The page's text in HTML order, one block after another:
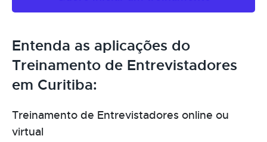
Entenda as aplicações do
Treinamento de Entrevistadores
em Curitiba:
Treinamento de Entrevistadores online ou
virtual